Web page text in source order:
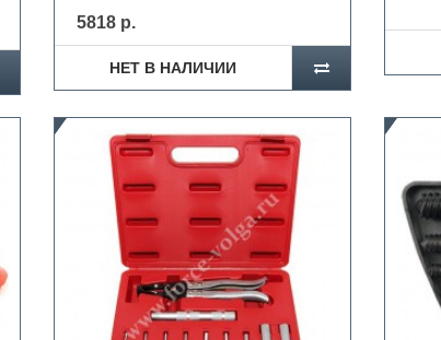
5818 р.
НЕТ В НАЛИЧИИ